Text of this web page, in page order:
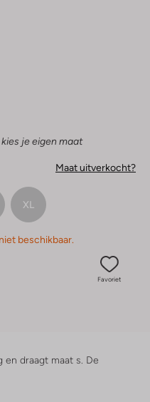
je eigen maat
Maat uitverkocht?
XL
beschikbaar.
Favoriet
en draagt maat s. De